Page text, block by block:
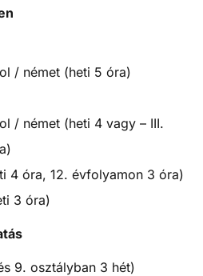
/ német (heti 5 óra)
/ német (heti 4 vagy – III.
4 óra, 12. évfolyamon 3 óra)
3 óra)
9. osztályban 3 hét)